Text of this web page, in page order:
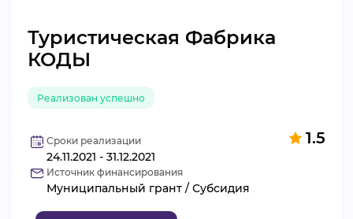
ОРГАНИЗАЦИИ
АНАЛИТИКА
Туристическая Фабрика
КОДЫ
Реализован успешно
1.5
Сроки реализации
24.11.2021 - 31.12.2021
Источник финансирования
Муниципальный грант / Субсидия